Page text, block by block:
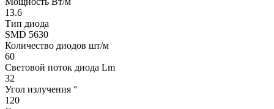
13.6
Тип диода
SMD 5630
Количество диодов шт/м
60
Световой поток диода Lm
32
Угол излучения °
120